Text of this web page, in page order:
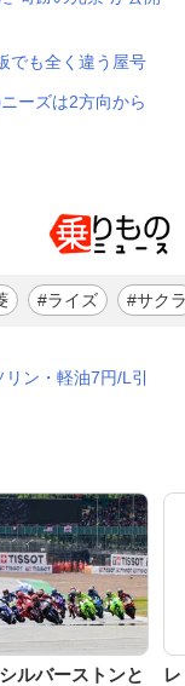
でも全く違う屋号
ーズは2方向から
#ライズ #サク
ン・軽油7円/L引
ルバーストンと